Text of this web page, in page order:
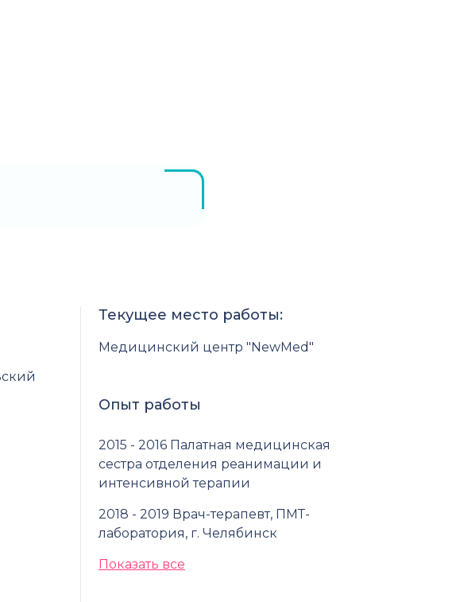
Текущее место работы:
Медицинский центр "NewMed"
Опыт работы
2015 - 2016 Палатная медицинская
сестра отделения реанимации и
интенсивной терапии
2018 - 2019 Врач-терапевт, ПМТ-
лаборатория, г. Челябинск
Показать все